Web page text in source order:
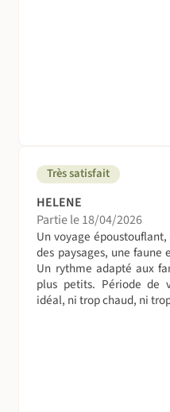
Très satisfait
HELENE
Partie le 18/04/2026
Un voyage
des paysages, une
Un rythme adapté aux
plus petits. Période de
idéal, ni trop chaud, ni